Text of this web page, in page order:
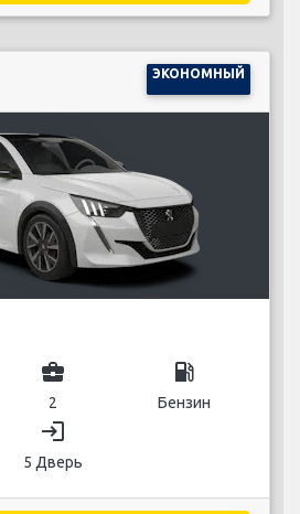
ЭКОНОМНЫЙ
business_center
2
local_gas_station
Бензин
login
5 Дверь